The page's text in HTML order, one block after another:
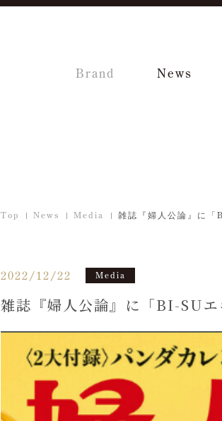
Brand News
Top News Media 雑誌『婦人公論』に「
2022/12/22 Media
雑誌『婦人公論』に「BI-SU